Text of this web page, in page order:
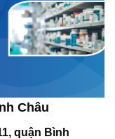
Châu
quận Bình